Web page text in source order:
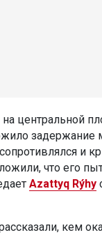
на центральной
задержание
и
что его
Azattyq Rýhy
кем